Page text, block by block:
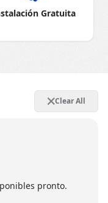
Gratuita
Clear All
pronto.